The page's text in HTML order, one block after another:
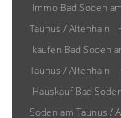
Immo Bad Soden
Taunus / Altenhain
kaufen Bad Soden
Taunus / Altenhain
Hauskauf Bad
Soden am Taunus /